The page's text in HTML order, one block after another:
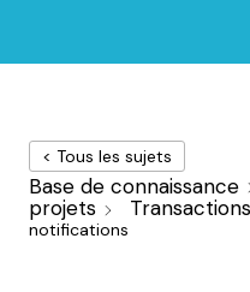
< Tous les sujets
Base de connaissance
projets
Transactions
notifications